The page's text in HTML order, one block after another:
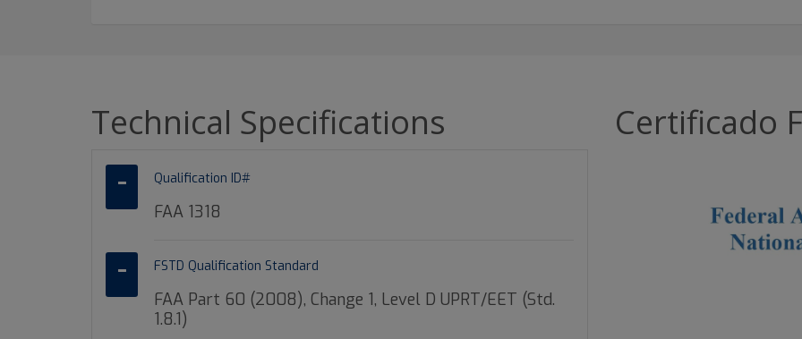
Technical Specifications
Qualification ID#
FAA 1318
FSTD Qualification Standard
FAA Part 60 (2008), Change 1, Level D UPRT/EET (Std.
1.8.1)
Certificado